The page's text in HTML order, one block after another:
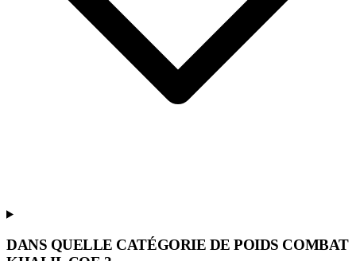
DANS QUELLE CATÉGORIE DE POIDS COMBAT